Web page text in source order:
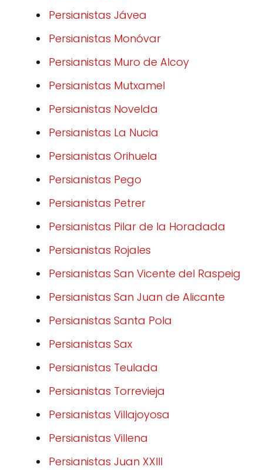
Persianistas Jávea
Persianistas Monóvar
Persianistas Muro de Alcoy
Persianistas Mutxamel
Persianistas Novelda
Persianistas La Nucia
Persianistas Orihuela
Persianistas Pego
Persianistas Petrer
Persianistas Pilar de la Horadada
Persianistas Rojales
Persianistas San Vicente del Raspeig
Persianistas San Juan de Alicante
Persianistas Santa Pola
Persianistas Sax
Persianistas Teulada
Persianistas Torrevieja
Persianistas Villajoyosa
Persianistas Villena
Persianistas Juan XXIII